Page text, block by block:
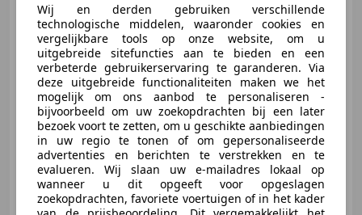
€ 3.995
08/2010 250.866 km Benzine
90 kW (122 PK)
Van Essen Auto's
Wij en derden gebruiken verschillende
technologische middelen, waaronder cookies en
vergelijkbare tools op onze website, om u
uitgebreide sitefuncties aan te bieden en een
verbeterde gebruikerservaring te garanderen. Via
deze uitgebreide functionaliteiten maken we het
mogelijk om ons aanbod te personaliseren -
bijvoorbeeld om uw zoekopdrachten bij een later
bezoek voort te zetten, om u geschikte aanbiedingen
in uw regio te tonen of om gepersonaliseerde
advertenties en berichten te verstrekken en te
evalueren. Wij slaan uw e-mailadres lokaal op
wanneer u dit opgeeft voor opgeslagen
zoekopdrachten, favoriete voertuigen of in het kader